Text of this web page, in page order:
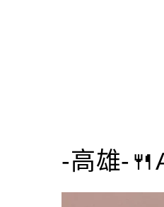
-高雄-